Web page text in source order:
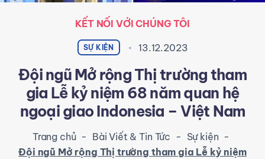
KẾT NỐI VỚI CHÚNG TÔI
SỰ KIỆN 13.12.2023
Đội ngũ Mở rộng Thị trường tham
gia Lễ kỷ niệm 68 năm quan hệ
ngoại giao Indonesia – Việt Nam
Trang chủ - Bài Viết & Tin Tức - Sự kiện -
Đội ngũ Mở rộng Thị trường tham gia Lễ kỷ niệm